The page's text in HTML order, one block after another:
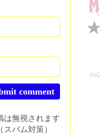
は無視されます
パム対策）